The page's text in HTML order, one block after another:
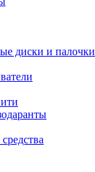
диски и палочки